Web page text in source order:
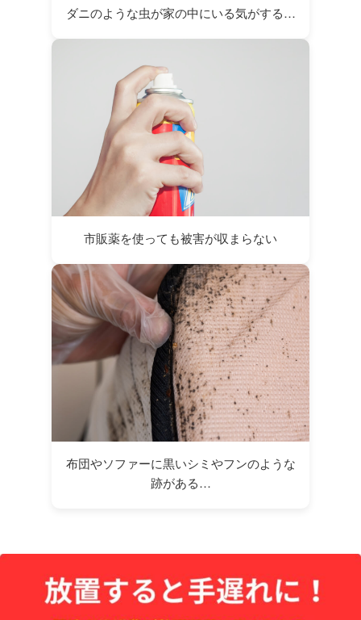
ダニのような虫が家の中にいる気がする…
市販薬を使っても被害が収まらない
布団やソファーに黒いシミやフンのような
跡がある…